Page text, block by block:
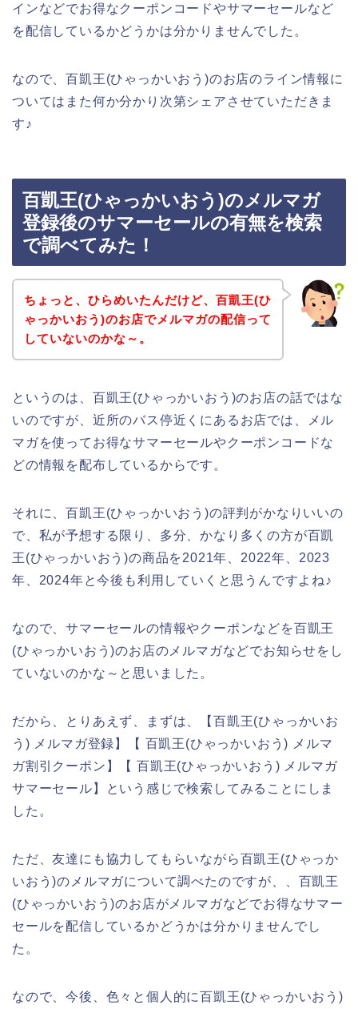
インなどでお得なクーポンコードやサマーセールなど
を配信しているかどうかは分かりませんでした。
なので、百凱王(ひゃっかいおう)のお店のライン情報に
ついてはまた何か分かり次第シェアさせていただきま
す♪
百凱王(ひゃっかいおう)のメルマガ
登録後のサマーセールの有無を検索
で調べてみた！
ちょっと、ひらめいたんだけど、百凱王(ひ
ゃっかいおう)のお店でメルマガの配信って
していないのかな～。
というのは、百凱王(ひゃっかいおう)のお店の話ではな
いのですが、近所のバス停近くにあるお店では、メル
マガを使ってお得なサマーセールやクーポンコードな
どの情報を配布しているからです。
それに、百凱王(ひゃっかいおう)の評判がかなりいいの
で、私が予想する限り、多分、かなり多くの方が百凱
王(ひゃっかいおう)の商品を2021年、2022年、2023
年、2024年と今後も利用していくと思うんですよね♪
なので、サマーセールの情報やクーポンなどを百凱王
(ひゃっかいおう)のお店のメルマガなどでお知らせをし
ていないのかな～と思いました。
だから、とりあえず、まずは、【百凱王(ひゃっかいお
う) メルマガ登録】【 百凱王(ひゃっかいおう) メルマ
ガ割引クーポン】【 百凱王(ひゃっかいおう) メルマガ
サマーセール】という感じで検索してみることにしま
した。
ただ、友達にも協力してもらいながら百凱王(ひゃっか
いおう)のメルマガについて調べたのですが、、百凱王
(ひゃっかいおう)のお店がメルマガなどでお得なサマー
セールを配信しているかどうかは分かりませんでし
た。
なので、今後、色々と個人的に百凱王(ひゃっかいおう)